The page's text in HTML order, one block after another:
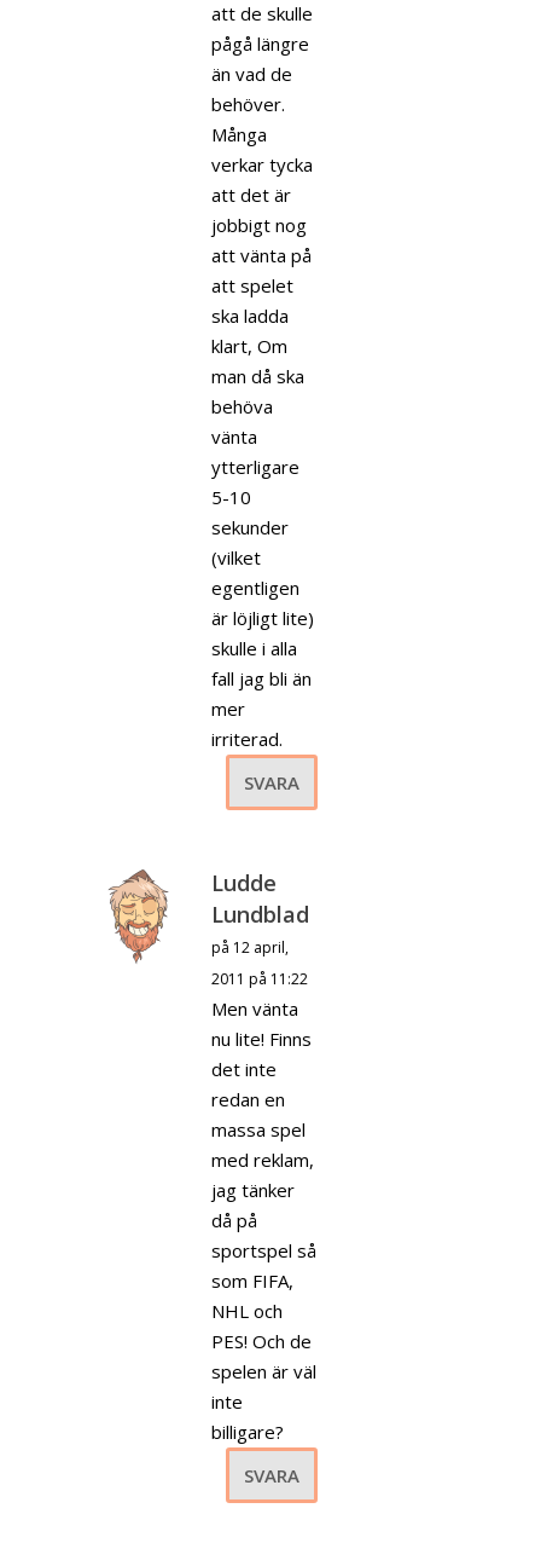
att de skulle
pågå längre
än vad de
behöver.
Många
verkar tycka
att det är
jobbigt nog
att vänta på
att spelet
ska ladda
klart, Om
man då ska
behöva
vänta
ytterligare
5-10
sekunder
(vilket
egentligen
är löjligt lite)
skulle i alla
fall jag bli än
mer
irriterad.
SVARA
Ludde
Lundblad
på 12 april,
2011 på 11:22
Men vänta
nu lite! Finns
det inte
redan en
massa spel
med reklam,
jag tänker
då på
sportspel så
som FIFA,
NHL och
PES! Och de
spelen är väl
inte
billigare?
SVARA